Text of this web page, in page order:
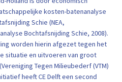
kosten-batenanalyse
Schie (NEA,
Bochtafsnijding Schie, 2008).
worden hierin afgezet tegen het
situatie en uitvoeren van groot
Tegen Milieubederf (VTM)
heeft CE Delft een second